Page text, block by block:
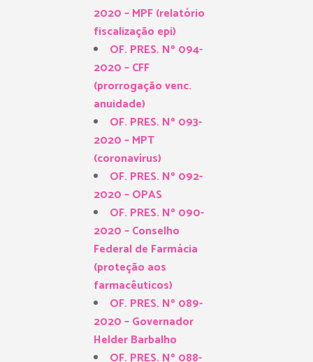
2020 – MPF (relatório
fiscalização epi)
OF. PRES. Nº 094-
2020 – CFF
(prorrogação venc.
anuidade)
OF. PRES. Nº 093-
2020 – MPT
(coronavírus)
OF. PRES. Nº 092-
2020 – OPAS
OF. PRES. Nº 090-
2020 – Conselho
Federal de Farmácia
(proteção aos
farmacêuticos)
OF. PRES. Nº 089-
2020 – Governador
Helder Barbalho
OF. PRES. Nº 088-